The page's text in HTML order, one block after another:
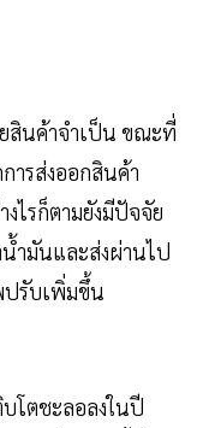
สินค้าจำเป็น ขณะที่
ารส่งออกสินค้า
ไรก็ตามยังมีปัจจัย
ำมันและส่งผ่านไป
ปรับเพิ่มขึ้น
โตชะลอลงในปี